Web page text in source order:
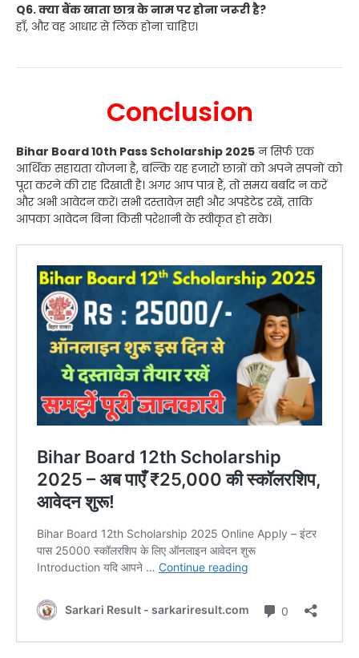
Q6. क्या बैंक खाता छात्र के नाम पर होना जरूरी है?
हाँ, और वह आधार से लिंक होना चाहिए।
Conclusion
Bihar Board 10th Pass Scholarship 2025 न सिर्फ एक
आर्थिक सहायता योजना है, बल्कि यह हजारों छात्रों को अपने सपनों को
पूरा करने की राह दिखाती है। अगर आप पात्र हैं, तो समय बर्बाद न करें
और अभी आवेदन करें। सभी दस्तावेज़ सही और अपडेटेड रखें, ताकि
आपका आवेदन बिना किसी परेशानी के स्वीकृत हो सके।